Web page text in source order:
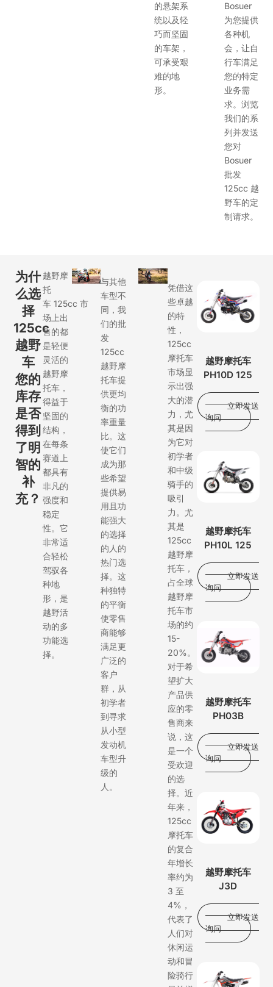
的悬架系
统以及轻
巧而坚固
的车架，
可承受艰
难的地
形。
Bosuer
为您提供
各种机
会，让自
行车满足
您的特定
业务需
求。浏览
我们的系
列并发送
您对
Bosuer
批发
125cc 越
野车的定
制请求。
为什
么选
择
125cc
越野
车
您的
库存
是否
得到
了明
智的
补
充？
越野摩
托
车125cc 市
场上出
售的都
是轻便
灵活的
越野摩
托车，
得益于
坚固的
结构，
在每条
赛道上
都具有
非凡的
强度和
稳定
性。它
非常适
合轻松
驾驭各
种地
形，是
越野活
动的多
功能选
择。
凭借这
些卓越
的特
性，
125cc
摩托车
市场显
示出强
大的潜
力，尤
其是因
为它对
初学者
和中级
骑手的
吸引
力。尤
其是
125cc
越野摩
托车，
占全球
越野摩
托车市
场的约
15-
20%。
对于希
望扩大
产品供
应的零
售商来
说，这
是一个
受欢迎
的选
择。近
年来，
125cc
摩托车
的复合
年增长
率约为
3 至
4%，
代表了
人们对
休闲运
动和冒
险骑行
与其他
车型不
同，我
们的批
发
125cc
越野摩
托车提
供更均
衡的功
率重量
比。这
使它们
成为那
些希望
提供易
用且功
能强大
的选择
的人的
热门选
择。这
种独特
的平衡
使零售
商能够
满足更
广泛的
客户
群，从
初学者
到寻求
从小型
发动机
车型升
级的
人。
越野摩托车
PH10D 125
立即发送
询问
越野摩托车
PH10L 125
立即发送
询问
越野摩托车
PH03B
立即发送
询问
越野摩托车
J3D
立即发送
询问